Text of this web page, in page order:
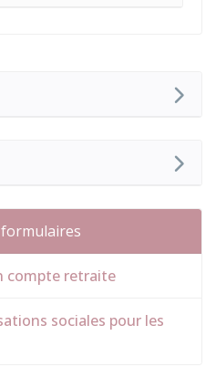
compte retraite
sociales pour les